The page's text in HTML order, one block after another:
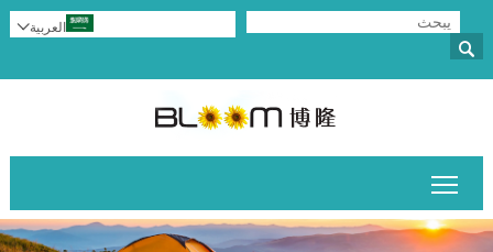

العربية